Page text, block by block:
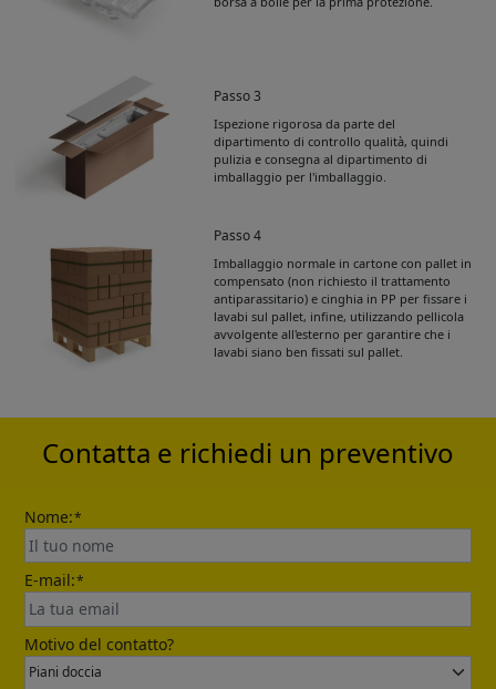
Passo 3
Ispezione rigorosa da parte del
dipartimento di controllo qualità, quindi
pulizia e consegna al dipartimento di
imballaggio per l'imballaggio.
Passo 4
Imballaggio normale in cartone con pallet in
compensato (non richiesto il trattamento
antiparassitario) e cinghia in PP per fissare i
lavabi sul pallet, infine, utilizzando pellicola
avvolgente all'esterno per garantire che i
lavabi siano ben fissati sul pallet.
Get Catalogue
Please leave your contact information,the
Send
Contatta e richiedi un preventivo
Nome:*
E-mail:*
Motivo del contatto?